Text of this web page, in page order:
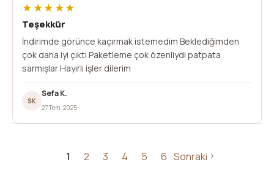
★★★★★
Teşekkür
İndirimde görünce kaçırmak istemedim Beklediğimden
çok daha iyi çıktı Paketleme çok özenliydi patpata
sarmışlar Hayırlı işler dilerim
SK
Sefa K.
27 Tem, 2025
1 2 3 4 5 6 Sonraki